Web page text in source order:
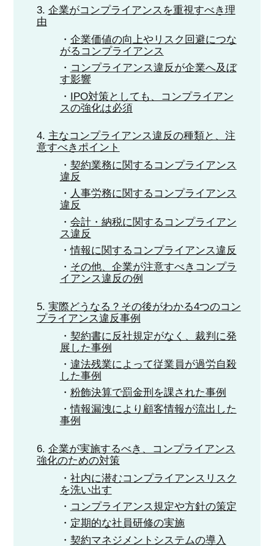
企業がコンプライアンスを重視すべき理
由
企業価値の向上やリスク回避につな
がるコンプライアンス
コンプライアンス違反が企業へ及ぼ
す影響
IPO対策としても、コンプライアン
スの強化は必須
主なコンプライアンス違反の種類と、注
意すべきポイント
契約業務に関するコンプライアンス
違反
人事労務に関するコンプライアンス
違反
会計・納税に関するコンプライアン
ス違反
情報に関するコンプライアンス違反
その他、企業が注意すべきコンプラ
イアンス違反の例
実際どうなる？その後がわかる4つのコン
プライアンス違反事例
契約書に反社規定がなく、裁判に発
展した事例
違法残業によって従業員が過労自殺
した事例
粉飾決算で罰金刑を課された事例
情報漏洩により顧客情報が流出した
事例
企業が実施するべき、コンプライアンス
強化のための対策
社内に潜むコンプライアンスリスク
を洗い出す
コンプライアンス規定や方針の策定
定期的な社員研修の実施
契約マネジメントシステムの導入